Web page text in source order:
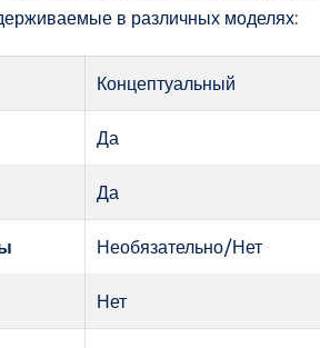
в различных моделях:
Концептуальный
Да
Да
Необязательно/Нет
Нет